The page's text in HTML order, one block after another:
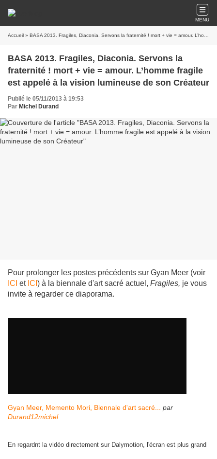
MENU
Accueil » BASA 2013. Fragiles, Diaconia. Servons la fraternité ! mort + vie = amour. L’homme fragile est appelé à la vision lumineuse de son Créateur
BASA 2013. Fragiles, Diaconia. Servons la
fraternité ! mort + vie = amour. L’homme fragile
est appelé à la vision lumineuse de son Créateur
Publié le 05/11/2013 à 19:53
Par Michel Durand
Pour prolonger les postes précédents sur Gyan Meer (voir
ICI et ICI ) à la biennale d'art sacré actuel, Fragiles, je vous
invite à regarder ce diaporama.
Gyan Meer, Memento Mori, Biennale d'art sacré...
par
Durand12michel
En regardnt la vidéo directement sur Dalymotion, l'écran est plus grand